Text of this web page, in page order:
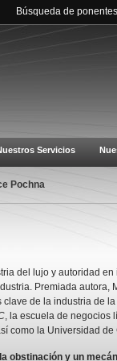
Búsqueda de ponentes
Servicios
Pochna
del lujo y autoridad en
Premiada autora,
clave de la industria de
, la escuela de negocios
como la Universidad de
obstinación y un